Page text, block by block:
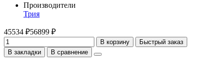
Производители
Трия
45534 ₽56899 ₽
В корзину
Быстрый заказ
В закладки
В сравнение